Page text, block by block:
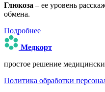
Глюкоза – ее уровень
обмена.
Подробнее
Медкорт
простое решение
Политика обработки